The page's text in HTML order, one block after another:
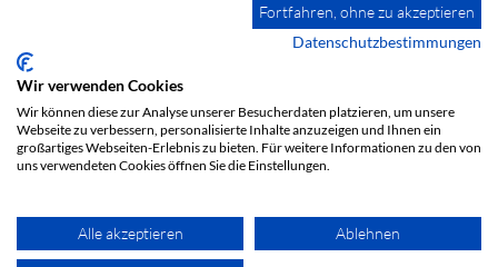
Impression
Protection des données
Fortfahren, ohne zu akzeptieren
Datenschutzbestimmungen
Wir verwenden Cookies
Wir können diese zur Analyse unserer Besucherdaten platzieren, um unsere
Webseite zu verbessern, personalisierte Inhalte anzuzeigen und Ihnen ein
großartiges Webseiten-Erlebnis zu bieten. Für weitere Informationen zu den von
uns verwendeten Cookies öffnen Sie die Einstellungen.
Alle akzeptieren Ablehnen